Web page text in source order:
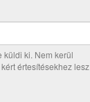
küldi ki. Nem kerül
értesítésekhez lesz